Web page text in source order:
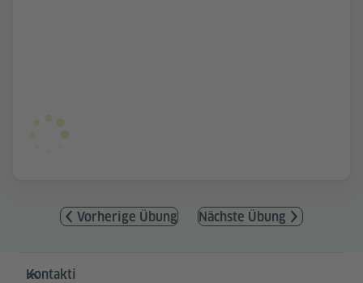
Vorherige Übung Nächste Übung
Service- und Informationsbereich
Kontakti